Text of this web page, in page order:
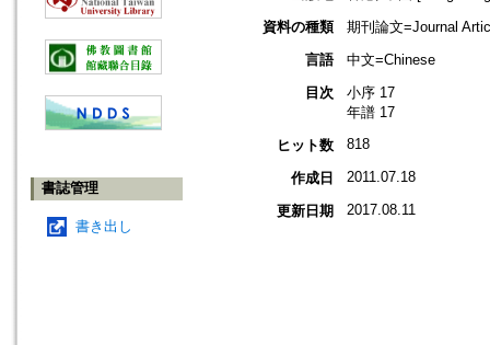
書誌管理
書き出し
資料の種類
期刊論文=Journal
言語
中文=Chinese
目次
小序 17
年譜 17
ヒット数
818
作成日 2011.07.18
更新日期 2017.08.11